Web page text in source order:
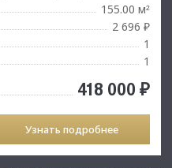
155.00 м²
2 696 ₽
1
1
418 000 ₽
Узнать подробнее